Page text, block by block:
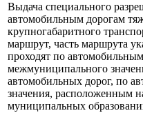
Выдача специального
автомобильным дорогам
крупногабаритного
маршрут, часть маршрута
проходят по
межмуниципального
автомобильных дорог, по
значения, расположенным
муниципальных